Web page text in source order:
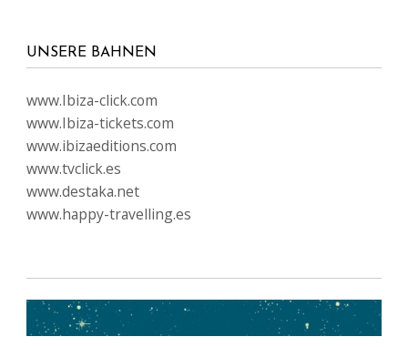
UNSERE BAHNEN
www.Ibiza-click.com
www.Ibiza-tickets.com
www.ibizaeditions.com
www.tvclick.es
www.destaka.net
www.happy-travelling.es